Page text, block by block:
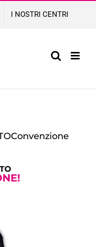
I NOSTRI CENTRI